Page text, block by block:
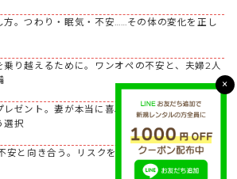
。つわり・眠気・不安……その体の変化を正し
乗り越えるために。ワンオペの不安と、夫婦2人
ゼント。妻が本当に喜ぶギフトの選び方とポ
選択
と向き合う。リスクを正しく知って、毎日の
×